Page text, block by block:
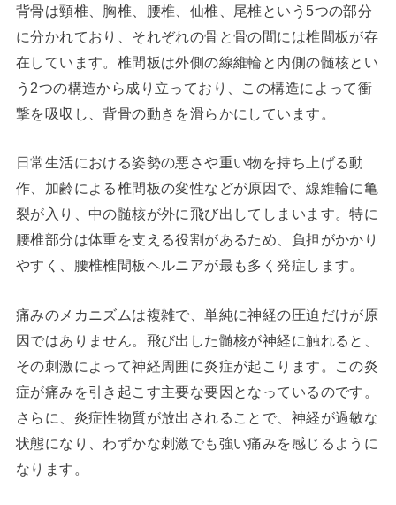
背骨は頸椎、胸椎、腰椎、仙椎、尾椎という5つの部分
に分かれており、それぞれの骨と骨の間には椎間板が存
在しています。椎間板は外側の線維輪と内側の髄核とい
う2つの構造から成り立っており、この構造によって衝
撃を吸収し、背骨の動きを滑らかにしています。
日常生活における姿勢の悪さや重い物を持ち上げる動
作、加齢による椎間板の変性などが原因で、線維輪に亀
裂が入り、中の髄核が外に飛び出してしまいます。特に
腰椎部分は体重を支える役割があるため、負担がかかり
やすく、腰椎椎間板ヘルニアが最も多く発症します。
痛みのメカニズムは複雑で、単純に神経の圧迫だけが原
因ではありません。飛び出した髄核が神経に触れると、
その刺激によって神経周囲に炎症が起こります。この炎
症が痛みを引き起こす主要な要因となっているのです。
さらに、炎症性物質が放出されることで、神経が過敏な
状態になり、わずかな刺激でも強い痛みを感じるように
なります。